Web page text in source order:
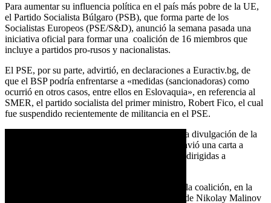
Para aumentar su influencia política en el país más pobre de la UE,
el Partido Socialista Búlgaro (PSB), que forma parte de los
Socialistas Europeos (PSE/S&D), anunció la semana pasada una
iniciativa oficial para formar una coalición de 16 miembros que
incluye a partidos pro-rusos y nacionalistas.
El PSE, por su parte, advirtió, en declaraciones a Euractiv.bg, de
que el BSP podría enfrentarse a «medidas (sancionadoras) como
ocurrió en otros casos, entre ellos en Eslovaquia», en referencia al
SMER, el partido socialista del primer ministro, Robert Fico, el cual
fue suspendido recientemente de militancia en el PSE.
El pasado martes, casi una semana después de la divulgación de la
noticia y de la dura reacción del PSE, el BSP envió una carta a
Euractiv quejándose de supuestas «falsedades» dirigidas a
La misiva incluye los nombres de los socios de la coalición, en la
que faltan el movimiento prorruso «Rusófilos» de Nikolay Malinov